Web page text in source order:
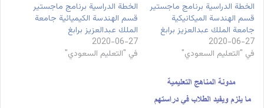
الخطة الدراسية برنامج ماجستير
قسم الهندسة الميكانيكية
جامعة الملك عبدالعزيز برابغ
2020-06-27
في "التعليم السعودي"
الخطة الدراسية برنامج ماجستير
قسم الهندسة الكيميائية جامعة
الملك عبدالعزيز برابغ
2020-06-27
في "التعليم السعودي"